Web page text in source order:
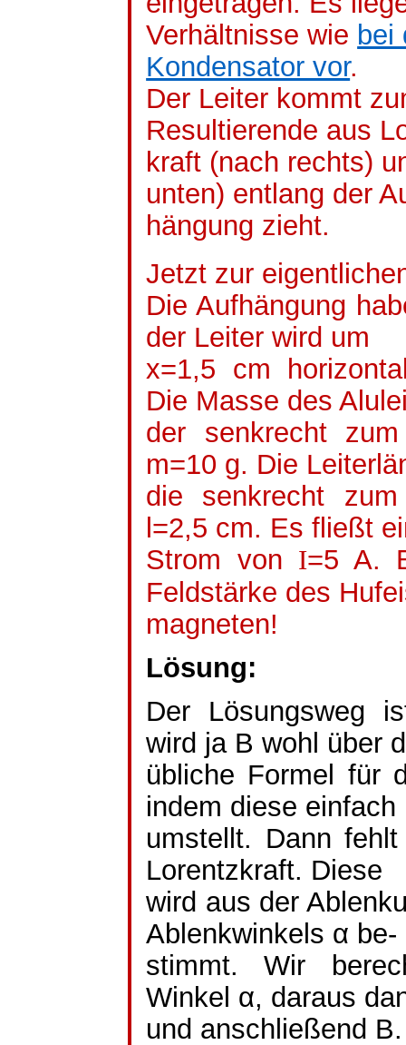
Verhältnisse wie bei
Kondensator vor.
Der Leiter kommt
Resultierende aus
kraft (nach rechts)
unten) entlang der
hängung zieht.
Jetzt zur
Die Aufhängung
der Leiter wird um
x=1,5 cm
Die Masse des
der senkrecht
m=10 g. Die
die senkrecht
l=2,5 cm. Es fließt
Strom von I=5 A.
Feldstärke des
magneten!
Lösung:
Der Lösungsweg
wird ja B wohl über
übliche Formel für
indem diese einfach
umstellt. Dann
Lorentzkraft. Diese
wird aus der
Ablenkwinkels α be-
stimmt. Wir
Winkel α, daraus
und anschließend B.